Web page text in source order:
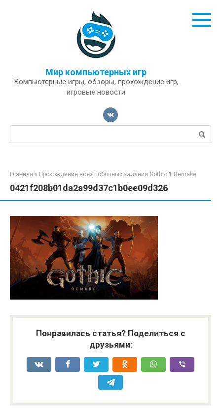
Мир компьютерных игр
Компьютерные игры, обзоры, прохождение игр,
игровые новости
Поиск:
Главная » Прохождение всех побочных заданий Gothic 1 Remake
0421f208b01da2a99d37c1b0ee09d326
Понравилась статья? Поделиться с
друзьями: